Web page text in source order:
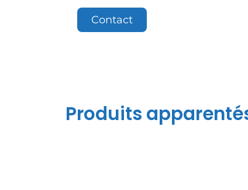
Contact
Produits